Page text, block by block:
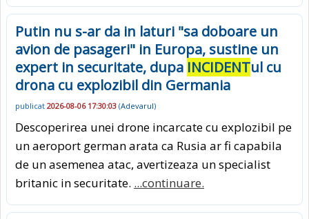
Putin nu s-ar da in laturi "sa doboare un
avion de pasageri" in Europa, sustine un
expert in securitate, dupa INCIDENTul cu
drona cu explozibil din Germania
publicat 2026-08-06 17:30:03 (Adevarul)
Descoperirea unei drone incarcate cu explozibil pe
un aeroport german arata ca Rusia ar fi capabila
de un asemenea atac, avertizeaza un specialist
britanic in securitate. ...continuare.